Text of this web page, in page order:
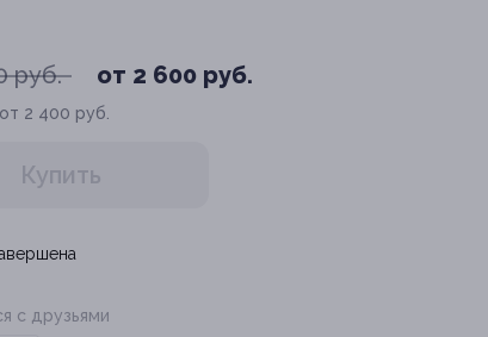
руб. от 2 600 руб.
2 400 руб.
Купить
с друзьями